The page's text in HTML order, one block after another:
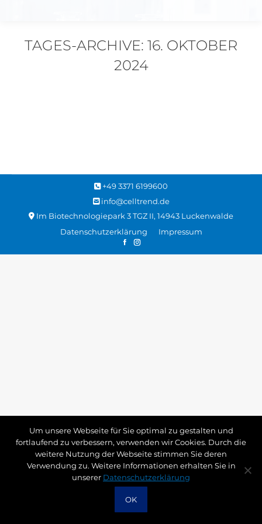
TAGES-ARCHIVE: 16. OKTOBER
2024
+49 3371 6199600
info@celltrend.de
Im Biotechnologiepark 3 TGZ II, 14943 Luckenwalde
Datenschutzerklärung
Impressum
Facebook
Instagram
Um unsere Webseite für Sie optimal zu gestalten und
fortlaufend zu verbessern, verwenden wir Cookies. Durch die
weitere Nutzung der Webseite stimmen Sie deren
Verwendung zu. Weitere Informationen erhalten Sie in
unserer Datenschutzerklärung
OK